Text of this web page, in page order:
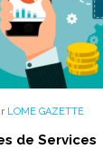
LOME GAZETTE
de Services